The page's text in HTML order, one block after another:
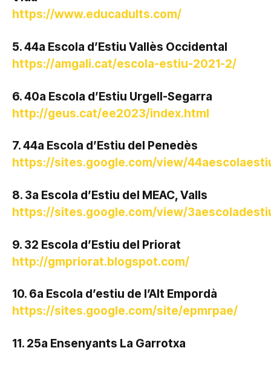
https://www.educadults.com/
5. 44a Escola d’Estiu Vallès Occidental
https://amgali.cat/escola-estiu-2021-2/
6. 40a Escola d’Estiu Urgell-Segarra
http://geus.cat/ee2023/index.html
7. 44a Escola d’Estiu del Penedès
https://sites.google.com/view/
8. 3a Escola d’Estiu del MEAC, Valls
https://sites.google.com/view/
9. 32 Escola d’Estiu del Priorat
http://gmpriorat.blogspot.com/
10. 6a Escola d’estiu de l’Alt Empordà
https://sites.google.com/site/epmrpae/
11. 25a Ensenyants La Garrotxa